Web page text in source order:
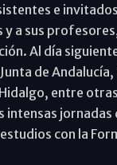
e
a sus
Al día
de
entre
intensas
con la